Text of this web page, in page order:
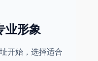
业形象
开始，选择适合